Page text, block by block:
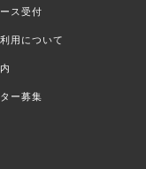
ス受付
用について
ー募集